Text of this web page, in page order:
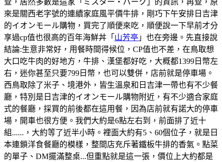
來是關西老字號的連續家庭風平價牛排，剛巧下午安排日吉津
的イオンモール購物，買完了順便來吃，順便說一下早前才分
享過cp值也很高的百年海鮮丼「 山芳亭 」也在旁邊。先直接說
結論:生意非常好，用餐時間得候位，CP值也不差，在鳥取想
大口吃牛肉的好地方，牛排、漢堡都好吃，大概都1399日幣左
右，迷你甚至只要799日幣，也可以雙併，店前就是停車場。
西鳥取除了米子、境港外，皆生溫泉和日吉津一帶也有不少餐
廳，特別是日吉津的イオンモール購物附近，有不少適合家庭
式的餐廳，採買的前後都在這用餐，因為店前就有諾大的停車
場，開車也很方便。我們大約是6點左右到，前面排了近十
組......，大約等了近半小時。裡面大約有5、60個位子，就是日
本連鎖洋食餐廳的模樣，整間店充斥著鐵板牛排的香氣。點菜
的單子、DM擺滿整桌...但重點就是這一張，價位上大約都是